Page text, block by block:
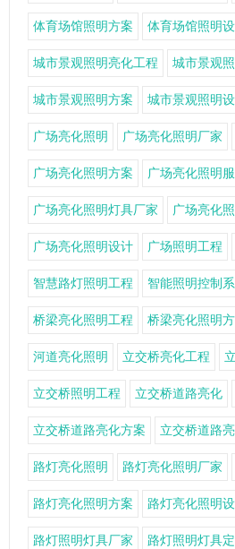
体育场馆照明方案 体育场馆照明
城市景观照明亮化工程 城市景观
城市景观照明方案 城市景观照明
广场亮化照明 广场亮化照明厂家
广场亮化照明方案 广场亮化照明
广场亮化照明灯具厂家 广场亮化
广场亮化照明设计 广场照明工程
智慧路灯照明工程 智能照明控制
桥梁亮化照明工程 桥梁亮化照明
河道亮化照明 立交桥亮化工程
立交桥照明工程 立交桥道路亮化
立交桥道路亮化方案 立交桥道路
路灯亮化照明 路灯亮化照明厂家
路灯亮化照明方案 路灯亮化照明
路灯照明灯具厂家 路灯照明灯具